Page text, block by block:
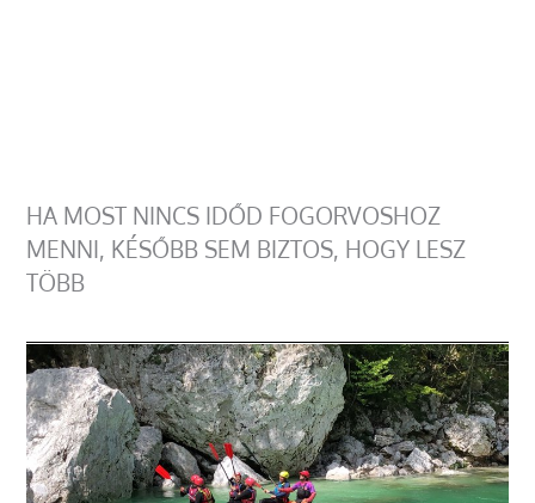
HA MOST NINCS IDŐD FOGORVOSHOZ
MENNI, KÉSŐBB SEM BIZTOS, HOGY LESZ
TÖBB